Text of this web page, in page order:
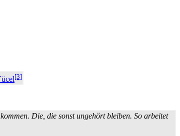
[3]
Die, die sonst ungehört bleiben. So arbeitet